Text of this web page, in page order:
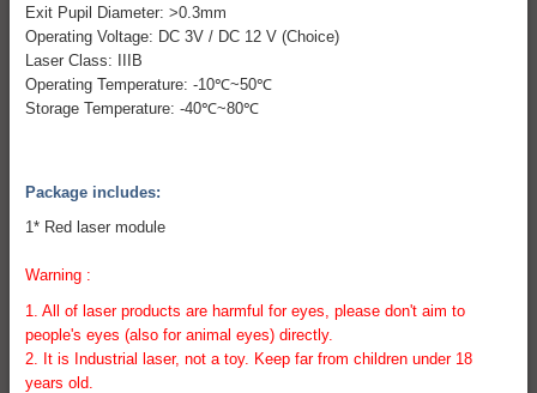
Exit Pupil Diameter: >0.3mm
Operating Voltage: DC 3V / DC 12 V (Choice)
Laser Class: IIIB
Operating Temperature: -10℃~50℃
Storage Temperature: -40℃~80℃
Package includes:
1* Red laser module
Warning :
1. All of laser products are harmful for eyes, please don't aim to
people's eyes (also for animal eyes) directly.
2. It is Industrial laser, not a toy. Keep far from children under 18
years old.